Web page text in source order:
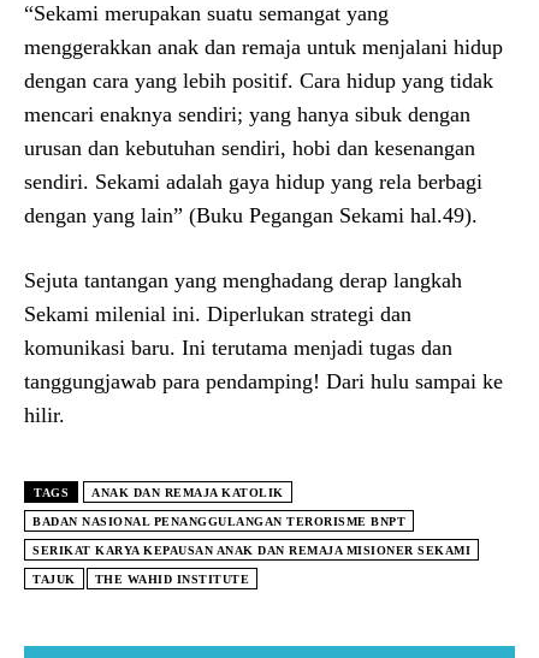
“Sekami merupakan suatu semangat yang
menggerakkan anak dan remaja untuk menjalani hidup
dengan cara yang lebih positif. Cara hidup yang tidak
mencari enaknya sendiri; yang hanya sibuk dengan
urusan dan kebutuhan sendiri, hobi dan kesenangan
sendiri. Sekami adalah gaya hidup yang rela berbagi
dengan yang lain” (Buku Pegangan Sekami hal.49).
Sejuta tantangan yang menghadang derap langkah
Sekami milenial ini. Diperlukan strategi dan
komunikasi baru. Ini terutama menjadi tugas dan
tanggungjawab para pendamping! Dari hulu sampai ke
hilir.
TAGS ANAK DAN REMAJA KATOLIK
BADAN NASIONAL PENANGGULANGAN TERORISME BNPT
SERIKAT KARYA KEPAUSAN ANAK DAN REMAJA MISIONER SEKAMI
TAJUK THE WAHID INSTITUTE